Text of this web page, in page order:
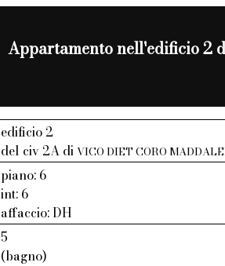
Appartamento nell'edificio 2
edificio 2
del civ 2A diVICO DIET CORO
piano: 6
int: 6
affaccio: DH
5
(bagno)